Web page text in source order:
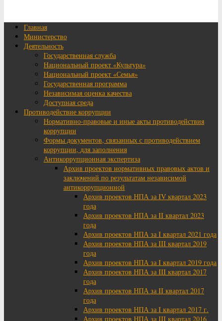
Главная
Министерство
Деятельность
Государственная служба
Национальный проект «Культура»
Национальный проект «Семья»
Государственная программа
Независимая оценка качества
Доступная среда
Противодействие коррупции
Нормативно-правовые и иные акты противодействия
коррупции
Формы документов, связанных с противодействием
коррупции, для заполнения
Антикоррупционная экспертиза
Архив проектов нормативных правовых актов и
заключений по результатам независимой
антикоррупционной
Архив проектов НПА за IV квартал 2023
года
Архив проектов НПА за II квартал 2023
года
Архив проектов НПА за I квартал 2021 года
Архив проектов НПА за III квартал 2019
года
Архив проектов НПА за I квартал 2019 года
Архив проектов НПА за III квартал 2017
года
Архив проектов НПА за II квартал 2017
года
Архив проектов НПА за I квартал 2017 г.
Архив проектов НПА за III квартал 2016